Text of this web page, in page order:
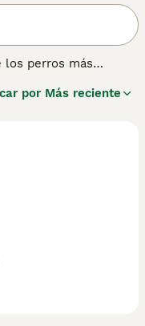
los perros más
los perros" y es un
por Más reciente